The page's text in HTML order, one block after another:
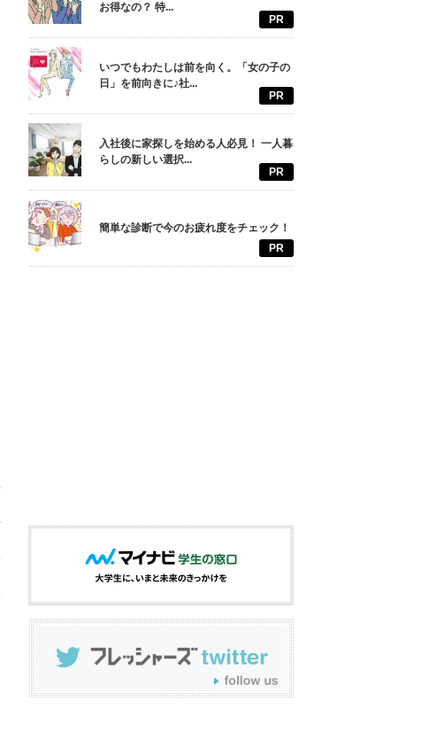
お得なの？ 特...
PR
いつでもわたしは前を向く。「女の子の
日」を前向きに♪社...
PR
入社後に家探しを始める人必見！ 一人暮
らしの新しい選択...
PR
簡単な診断で今のお疲れ度をチェック！
PR